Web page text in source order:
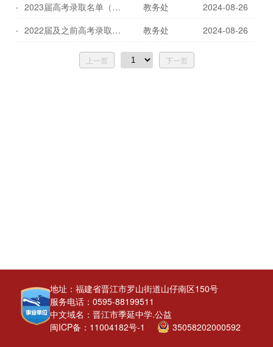
2023届高考录取名单（物理方向）
教务处
2024-08-26
2022届及之前高考录取名单
教务处 2024-08-26
上一页 下一页
地址：福建省晋江市罗山街道山仔南区150号
服务电话：0595-88199511
中文域名：晋江市季延中学.公益
闽ICP备：11004182号-1
35058202000592